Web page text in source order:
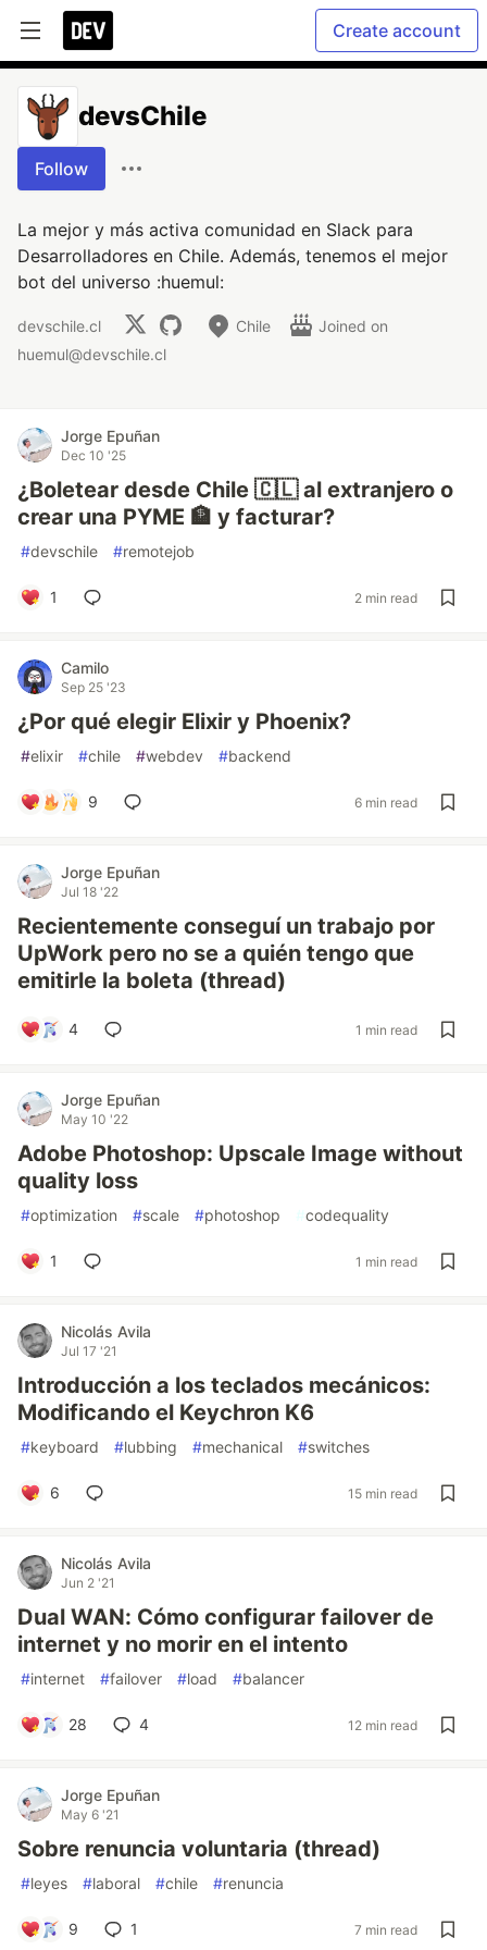
Create account
devsChile
Follow
La mejor y más activa comunidad en Slack para
Desarrolladores en Chile. Además, tenemos el mejor
bot del universo :huemul:
devschile.cl Chile
Joined on
huemul@devschile.cl
Jorge Epuñan
Dec 10 '25
¿Boletear desde Chile 🇨🇱 al extranjero o
crear una PYME 🏦 y facturar?
#devschile #remotejob
1 2 min read
Camilo
Sep 25 '23
¿Por qué elegir Elixir y Phoenix?
#elixir #chile #webdev #backend
9 6 min read
Jorge Epuñan
Jul 18 '22
Recientemente conseguí un trabajo por
UpWork pero no se a quién tengo que
emitirle la boleta (thread)
4 1 min read
Jorge Epuñan
May 10 '22
Adobe Photoshop: Upscale Image without
quality loss
#optimization #scale #photoshop #codequality
1 1 min read
Nicolás Avila
Jul 17 '21
Introducción a los teclados mecánicos:
Modificando el Keychron K6
#keyboard #lubbing #mechanical #switches
6 15 min read
Nicolás Avila
Jun 2 '21
Dual WAN: Cómo configurar failover de
internet y no morir en el intento
#internet #failover #load #balancer
28 4 12 min read
Jorge Epuñan
May 6 '21
Sobre renuncia voluntaria (thread)
#leyes #laboral #chile #renuncia
9 1 7 min read